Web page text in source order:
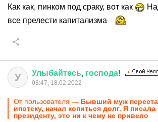
Как как, пинком под сраку, вот как
все прелести капитализма
У Улыбайтесь, господа!
08:47, 18.02.2022
От пользователя — Бывший муж
ипотеку, начал копиться долг. Я писала
президенту, это ни к чему не привело